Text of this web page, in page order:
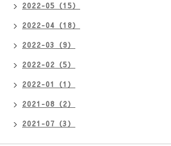
2022-05（15）
2022-04（18）
2022-03（9）
2022-02（5）
2022-01（1）
2021-08（2）
2021-07（3）